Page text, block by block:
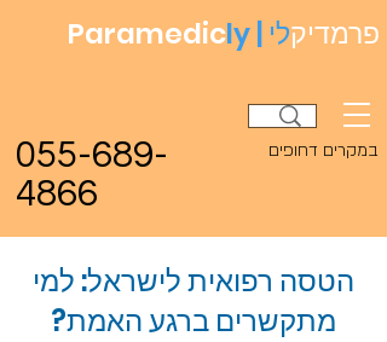
Paramedicly | פרמדיקלי
במקרים דחופים
055-689-
4866
הטסה רפואית לישראל: למי
מתקשרים ברגע האמת?